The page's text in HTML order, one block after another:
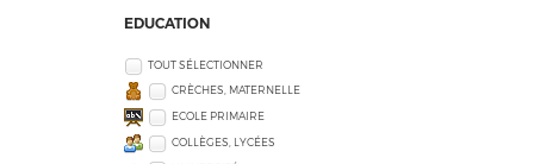
EDUCATION
TOUT SÉLECTIONNER
CRÈCHES, MATERNELLE
ECOLE PRIMAIRE
COLLÈGES, LYCÉES